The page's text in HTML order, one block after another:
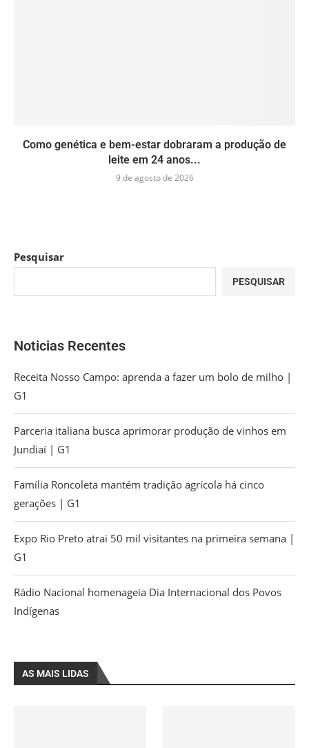
Como genética e bem-estar dobraram a produção de
leite em 24 anos...
9 de agosto de 2026
Pesquisar
PESQUISAR
Noticias Recentes
Receita Nosso Campo: aprenda a fazer um bolo de milho |
G1
Parceria italiana busca aprimorar produção de vinhos em
Jundiaí | G1
Família Roncoleta mantém tradição agrícola há cinco
gerações | G1
Expo Rio Preto atrai 50 mil visitantes na primeira semana |
G1
Rádio Nacional homenageia Dia Internacional dos Povos
Indígenas
AS MAIS LIDAS